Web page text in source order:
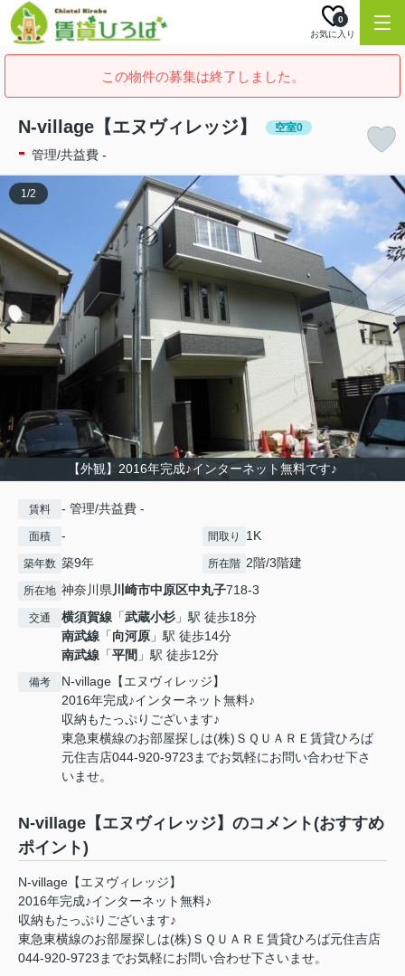
お気に入り
0
この物件の募集は終了しました。
N-village【エヌヴィレッジ】 空室0
- 管理/共益費 -
【外観】2016年完成♪インターネット無料です♪
1/2
賃料 - 管理/共益費 -
面積 - 間取り 1K
築年数 築9年 所在階 2階/3階建
所在地 神奈川県川崎市中原区中丸子718-3
交通 横須賀線 「武蔵小杉 」駅 徒歩18分
南武線 「向河原 」駅 徒歩14分
南武線 「平間 」駅 徒歩12分
備考
N-village【エヌヴィレッジ】
2016年完成♪インターネット無料♪
収納もたっぷりございます♪
東急東横線のお部屋探しは(株)ＳＱＵＡＲＥ賃貸ひろば
元住吉店044-920-9723までお気軽にお問い合わせ下さ
いませ。
N-village【エヌヴィレッジ】のコメント(おすすめ
ポイント)
N-village【エヌヴィレッジ】
2016年完成♪インターネット無料♪
収納もたっぷりございます♪
東急東横線のお部屋探しは(株)ＳＱＵＡＲＥ賃貸ひろば元住吉店
044-920-9723までお気軽にお問い合わせ下さいませ。